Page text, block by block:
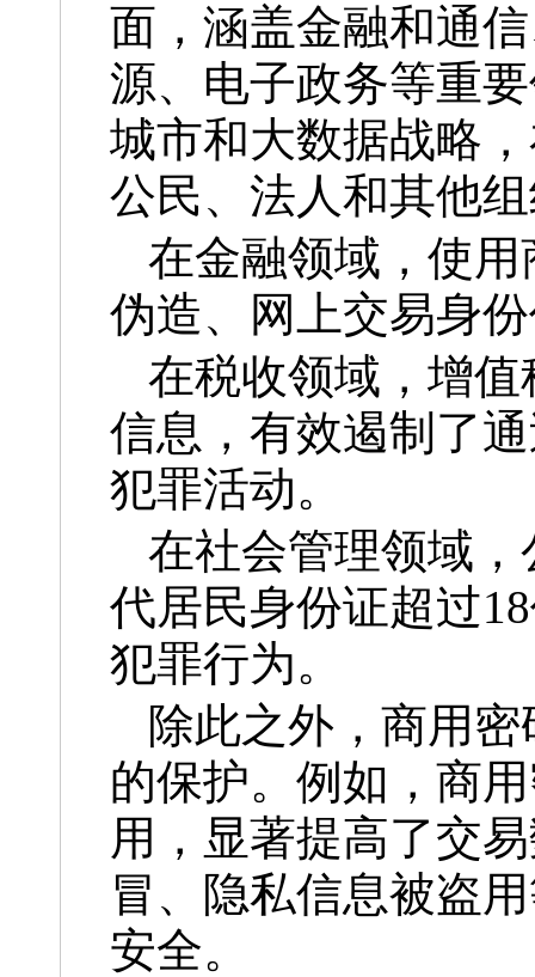
面，涵盖金融和通
源、电子政务等重
城市和大数据战略
公民、法人和其他
在金融领域，使
伪造、网上交易身
在税收领域，增
信息，有效遏制了
犯罪活动。
在社会管理领域
代居民身份证超过
犯罪行为。
除此之外，商用
的保护。例如，商
用，显著提高了交
冒、隐私信息被盗
安全。